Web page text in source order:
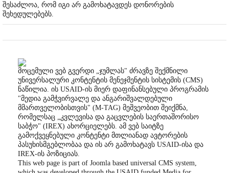
შესაძლოა, რომ იგი არ გამოხატავდეს დონორების
შეხედულებებს.
მოცემული ვებ გვერდი „ჯუმლას" ძრავზე შექმნილი
უნივერსალური კონტენტის მენეჯმენტის სისტემის (CMS)
ნაწილია. ის USAID-ის მიერ დაფინანსებული პროგრამის
"მედია გამჭვირვალე და ანგარიშვალდებული
მმართველობისთვის" (M-TAG) მეშვეობით შეიქმნა,
რომელსაც „კვლევისა და გაცვლების საერთაშორისო
საბჭო" (IREX) ახორციელებს. ამ ვებ საიტზე
გამოქვეყნებული კონტენტი მთლიანად ავტორების
პასუხისმგებლობაა და ის არ გამოხატავს USAID-ისა და
IREX-ის პოზიციას.
This web page is part of Joomla based universal CMS system,